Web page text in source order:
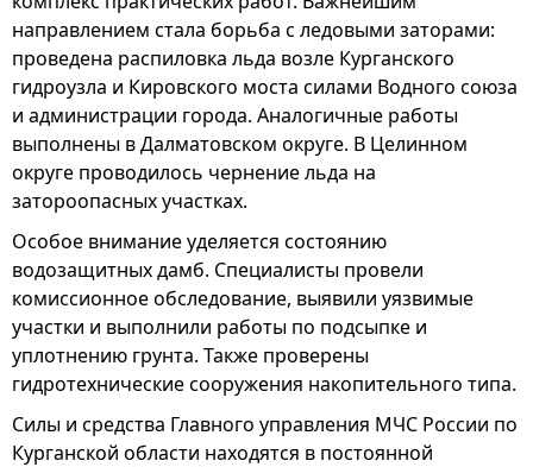
направлением стала борьба с ледовыми заторами:
проведена распиловка льда возле Курганского
гидроузла и Кировского моста силами Водного союза
и администрации города. Аналогичные работы
выполнены в Далматовском округе. В Целинном
округе проводилось чернение льда на
затороопасных участках.
Особое внимание уделяется состоянию
водозащитных дамб. Специалисты провели
комиссионное обследование, выявили уязвимые
участки и выполнили работы по подсыпке и
уплотнению грунта. Также проверены
гидротехнические сооружения накопительного типа.
Силы и средства Главного управления МЧС России по
Курганской области находятся в постоянной